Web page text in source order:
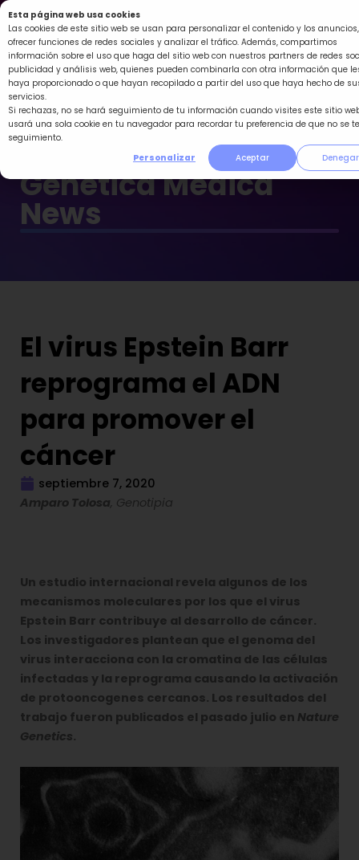
Esta página web usa cookies
Las cookies de este sitio web se usan para personalizar el contenido y los anuncios,
ofrecer funciones de redes sociales y analizar el tráfico. Además, compartimos
información sobre el uso que haga del sitio web con nuestros partners de redes
publicidad y análisis web, quienes pueden combinarla con otra información que
haya proporcionado o que hayan recopilado a partir del uso que haya hecho de
servicios.
Si rechazas, no se hará seguimiento de tu información cuando visites este sitio
usará una sola cookie en tu navegador para recordar tu preferencia de que no se
seguimiento.
Personalizar
Aceptar Denegar
Ir
al
contenido
Genética Médica
News
El virus Epstein Barr
reprograma el ADN
para promover el
cáncer
septiembre 7, 2020
Amparo Tolosa, Genotipia
Un estudio internacional revela algunos de los
mecanismos moleculares por los que el virus
Epstein Barr contribuye al desarrollo de cáncer.
Los investigadores plantean que el genoma del
virus interacciona con la cromatina de las células
infectadas y la reprograma causando la activación
de protooncogenes cercanos. Los resultados del
trabajo fueron publicados el pasado julio en Nature
Genetics.